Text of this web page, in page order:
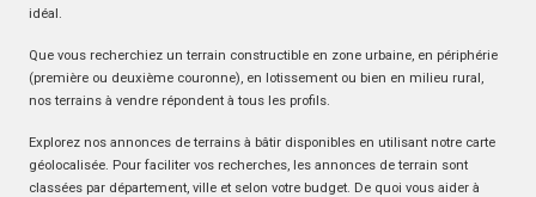
idéal.
Que vous recherchiez un terrain constructible en zone urbaine, en périphérie
(première ou deuxième couronne), en lotissement ou bien en milieu rural,
nos terrains à vendre répondent à tous les profils.
Explorez nos annonces de terrains à bâtir disponibles en utilisant notre carte
géolocalisée. Pour faciliter vos recherches, les annonces de terrain sont
classées par département, ville et selon votre budget. De quoi vous aider à